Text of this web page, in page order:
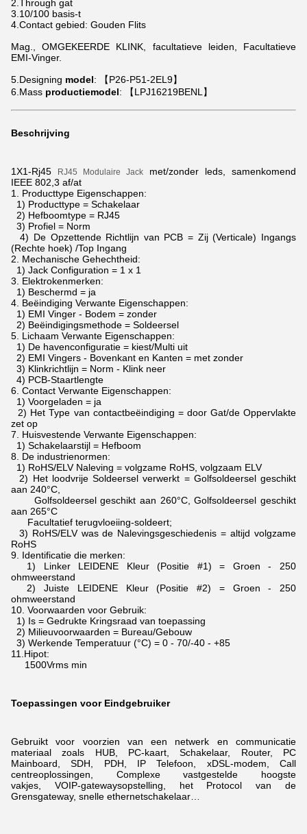
2.Through gat
3.10/100 basis-t
4.Contact gebied: Gouden Flits
Mag., OMGEKEERDE KLINK, facultatieve leiden, Facultatieve
EMI-Vinger.
5.Designing model: 【P26-P51-2EL9】
6.Mass productiemodel: 【LPJ16219BENL】
Beschrijving
1X1-Rj45 RJ45 Modulaire Jack
met/zonder leds, samenkomend
IEEE 802,3 af/at
1. Producttype Eigenschappen:
1) Producttype = Schakelaar
2) Hefboomtype = RJ45
3) Profiel = Norm
4) De Opzettende Richtlijn van PCB = Zij (Verticale) Ingangs
(Rechte hoek) /Top Ingang
2. Mechanische Gehechtheid:
1) Jack Configuration = 1 x 1
3. Elektrokenmerken:
1) Beschermd = ja
4. Beëindiging Verwante Eigenschappen:
1) EMI Vinger - Bodem = zonder
2) Beëindigingsmethode = Soldeersel
5. Lichaam Verwante Eigenschappen:
1) De havenconfiguratie = kiest/Multi uit
2) EMI Vingers - Bovenkant en Kanten = met zonder
3) Klinkrichtlijn = Norm - Klink neer
4) PCB-Staartlengte
6. Contact Verwante Eigenschappen:
1) Voorgeladen = ja
2) Het Type van contactbeëindiging = door Gat/de Oppervlakte
zet op
7. Huisvestende Verwante Eigenschappen:
1) Schakelaarstijl = Hefboom
8. De industrienormen:
1) RoHS/ELV Naleving = volgzame RoHS, volgzaam ELV
2) Het loodvrije Soldeersel verwerkt = Golfsoldeersel geschikt
aan 240°C,
Golfsoldeersel geschikt aan 260°C, Golfsoldeersel geschikt
aan 265°C
Facultatief terugvloeiing-soldeert;
3) RoHS/ELV was de Nalevingsgeschiedenis = altijd volgzame
RoHS
9. Identificatie die merken:
1) Linker LEIDENE Kleur (Positie #1) = Groen - 250
ohmweerstand
2) Juiste LEIDENE Kleur (Positie #2) = Groen - 250
ohmweerstand
10. Voorwaarden voor Gebruik:
1) Is = Gedrukte Kringsraad van toepassing
2) Milieuvoorwaarden = Bureau/Gebouw
3) Werkende Temperatuur (°C) = 0 - 70/-40 - +85
11.Hipot:
1500Vrms min
Toepassingen voor Eindgebruiker
Gebruikt voor voorzien van een netwerk en communicatie
materiaal zoals HUB, PC-kaart, Schakelaar, Router, PC
Mainboard, SDH, PDH, IP Telefoon, xDSL-modem,
Call
centreoplossingen, Complexe vastgestelde hoogste
vakjes, VOIP-gatewaysopstelling, het Protocol van de
Grensgateway, snelle ethernetschakelaar…